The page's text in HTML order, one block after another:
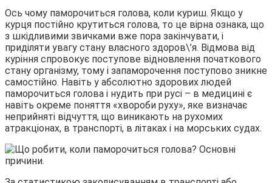
Ось чому паморочиться голова, коли куриш. Якщо у
курця постійно крутиться голова, то це вірна ознака, що
з шкідливими звичками вже пора закінчувати, і
приділяти увагу стану власного здоров\’я. Відмова від
куріння спровокує поступове відновлення початкового
стану організму, тому і запаморочення поступово зникне
самостійно. Навіть у абсолютно здорових людей
паморочиться голова і нудить при русі – в медицині є
навіть окреме поняття «хвороби руху», яке визначає
неприйняті відчуття, що виникають на рухомих
атракціонах, в транспорті, в літаках і на морських судах.